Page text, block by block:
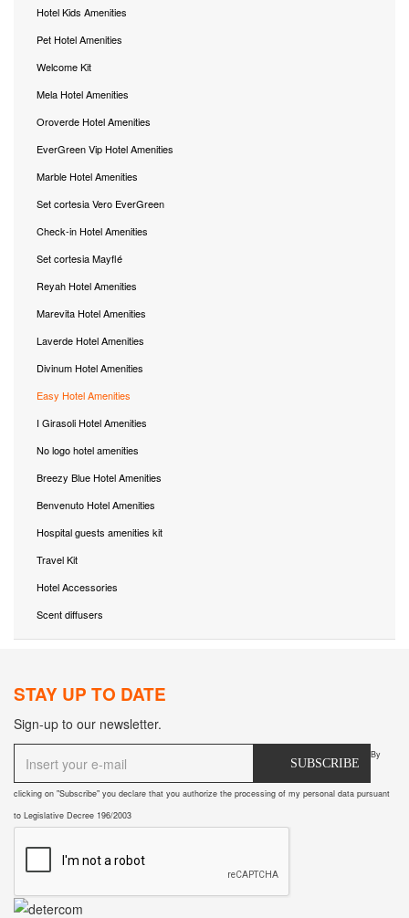
Hotel Kids Amenities
Pet Hotel Amenities
Welcome Kit
Mela Hotel Amenities
Oroverde Hotel Amenities
EverGreen Vip Hotel Amenities
Marble Hotel Amenities
Set cortesia Vero EverGreen
Check-in Hotel Amenities
Set cortesia Mayflé
Reyah Hotel Amenities
Marevita Hotel Amenities
Laverde Hotel Amenities
Divinum Hotel Amenities
Easy Hotel Amenities
I Girasoli Hotel Amenities
No logo hotel amenities
Breezy Blue Hotel Amenities
Benvenuto Hotel Amenities
Hospital guests amenities kit
Travel Kit
Hotel Accessories
Scent diffusers
STAY UP TO DATE
Sign-up to our newsletter.
SUBSCRIBE
By
clicking on "Subscribe" you declare that you authorize the processing of my personal data pursuant
to Legislative Decree 196/2003